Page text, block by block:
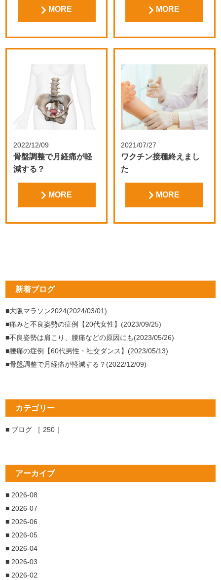
MORE MORE
2022/12/09
骨盤調整で月経痛が軽
減する？
MORE
2021/07/27
ワクチン接種終えまし
た
MORE
新着ブログ
■大阪マラソン2024(2024/03/01)
■痛みと不良姿勢の症例【20代女性】(2023/09/25)
■不良姿勢は肩こり、腰痛などの原因にも(2023/05/26)
■腰痛の症例【60代男性・社交ダンス】(2023/05/13)
■骨盤調整で月経痛が軽減する？(2022/12/09)
カテゴリー
■ ブログ ［ 250 ］
アーカイブ
■ 2026-08
■ 2026-07
■ 2026-06
■ 2026-05
■ 2026-04
■ 2026-03
■ 2026-02